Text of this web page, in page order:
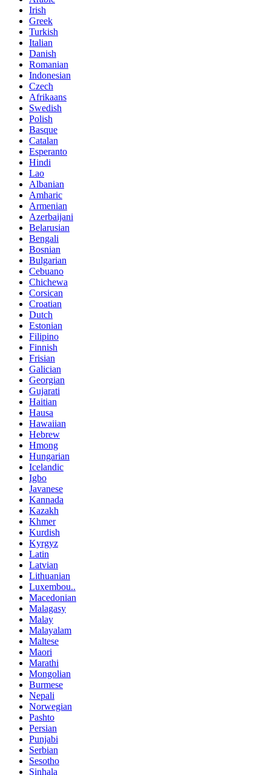
Irish
Greek
Turkish
Italian
Danish
Romanian
Indonesian
Czech
Afrikaans
Swedish
Polish
Basque
Catalan
Esperanto
Hindi
Lao
Albanian
Amharic
Armenian
Azerbaijani
Belarusian
Bengali
Bosnian
Bulgarian
Cebuano
Chichewa
Corsican
Croatian
Dutch
Estonian
Filipino
Finnish
Frisian
Galician
Georgian
Gujarati
Haitian
Hausa
Hawaiian
Hebrew
Hmong
Hungarian
Icelandic
Igbo
Javanese
Kannada
Kazakh
Khmer
Kurdish
Kyrgyz
Latin
Latvian
Lithuanian
Luxembou..
Macedonian
Malagasy
Malay
Malayalam
Maltese
Maori
Marathi
Mongolian
Burmese
Nepali
Norwegian
Pashto
Persian
Punjabi
Serbian
Sesotho
Sinhala